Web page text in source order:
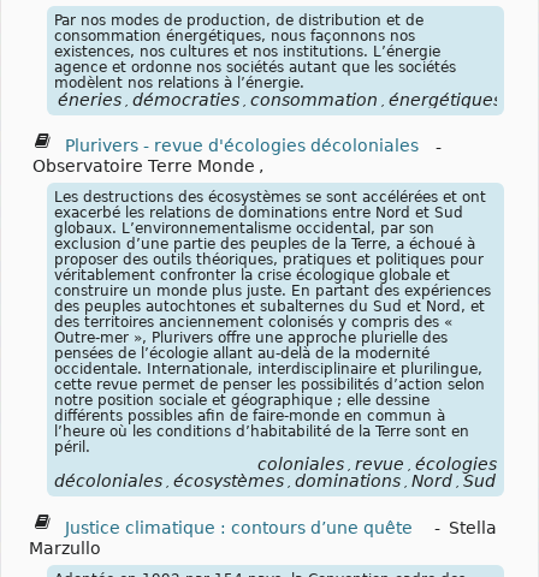
Par nos modes de production, de distribution et de
consommation énergétiques, nous façonnons nos
existences, nos cultures et nos institutions. L’énergie
agence et ordonne nos sociétés autant que les sociétés
modèlent nos relations à l’énergie.
éneries démocraties consommation énergétiques
Plurivers - revue d'écologies décoloniales
-
Observatoire Terre Monde ,
Les destructions des écosystèmes se sont accélérées et ont
exacerbé les relations de dominations entre Nord et Sud
globaux. L’environnementalisme occidental, par son
exclusion d’une partie des peuples de la Terre, a échoué à
proposer des outils théoriques, pratiques et politiques pour
véritablement confronter la crise écologique globale et
construire un monde plus juste. En partant des expériences
des peuples autochtones et subalternes du Sud et Nord, et
des territoires anciennement colonisés y compris des «
Outre-mer », Plurivers offre une approche plurielle des
pensées de l’écologie allant au-delà de la modernité
occidentale. Internationale, interdisciplinaire et plurilingue,
cette revue permet de penser les possibilités d’action selon
notre position sociale et géographique ; elle dessine
différents possibles afin de faire-monde en commun à
l’heure où les conditions d’habitabilité de la Terre sont en
péril.
coloniales , revue , écologies
décoloniales , écosystèmes , dominations , Nord , Sud
Justice climatique : contours d’une quête - Stella
Marzullo